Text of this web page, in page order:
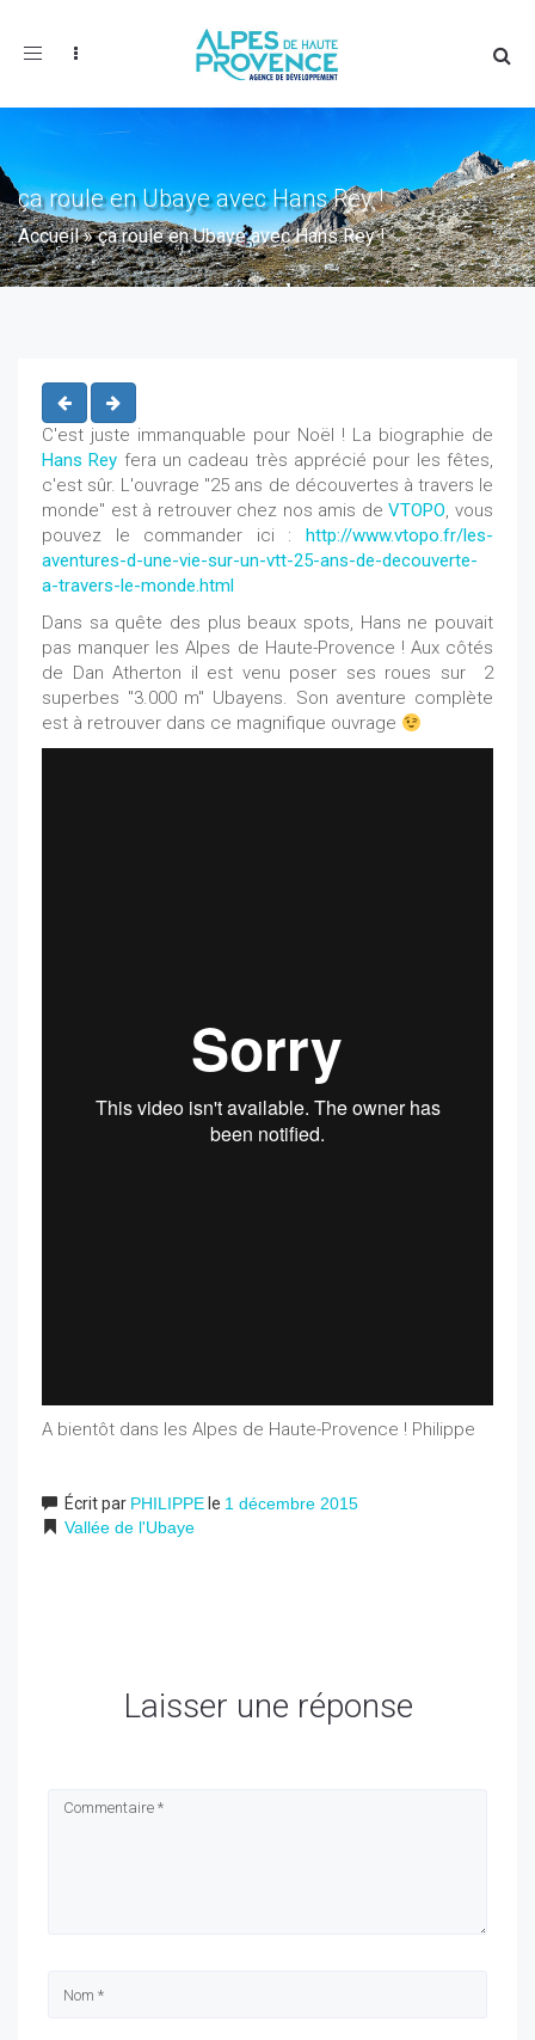
Toggle
ça roule en Ubaye avec Hans Rey !
Accueil»ça roule en Ubaye avec Hans Rey !
C'est juste immanquable pour Noël ! La biographie de
Hans Rey fera un cadeau très apprécié pour les fêtes,
c'est sûr. L'ouvrage "25 ans de découvertes à travers le
monde" est à retrouver chez nos amis deVTOPO, vous
pouvez le commander ici : http://www.vtopo.fr/les-
aventures-d-une-vie-sur-un-vtt-25-ans-de-decouverte-
a-travers-le-monde.html
Dans sa quête des plus beaux spots, Hans ne pouvait
pas manquer les Alpes de Haute-Provence ! Aux côtés
de Dan Atherton il est venu poser ses roues sur 2
superbes "3.000 m" Ubayens. Son aventure complète
est à retrouver dans ce magnifique ouvrage
A bientôt dans les Alpes de Haute-Provence ! Philippe
Écrit par PHILIPPE le 1 décembre 2015
Vallée de l'Ubaye
Laisser une réponse